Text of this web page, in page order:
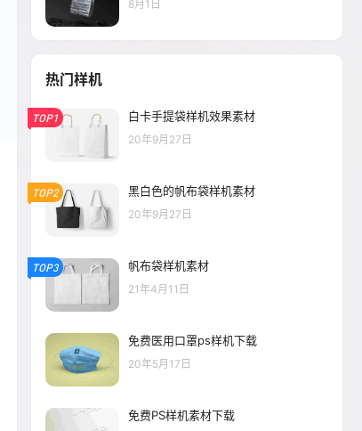
8月1日
热门样机
TOP1 白卡手提袋样机效果素材
20年9月27日
TOP2 黑白色的帆布袋样机素材
20年9月27日
TOP3 帆布袋样机素材
21年4月11日
免费医用口罩ps样机下载
20年5月17日
免费PS样机素材下载